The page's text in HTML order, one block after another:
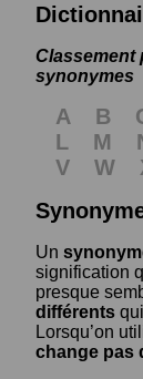
Classement
synonymes
A B
L
M
V
W
Un
signification
presque
différents qui
Lorsqu’on
change pas